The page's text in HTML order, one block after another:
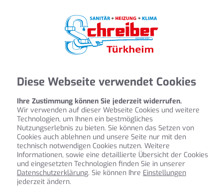
Diese Webseite verwendet Cookies
Ihre Zustimmung können Sie jederzeit widerrufen.
Wir verwenden auf dieser Webseite Cookies und weitere
Technologien, um Ihnen ein bestmögliches
Nutzungserlebnis zu bieten. Sie können das Setzen von
Cookies auch ablehnen und unsere Seite nur mit den
technisch notwendigen Cookies nutzen. Weitere
Informationen, sowie eine detaillierte Übersicht der Cookies
und eingesetzten Technologien finden Sie in unserer
Datenschutzerklärung. Sie können Ihre Einstellungen
jederzeit ändern.